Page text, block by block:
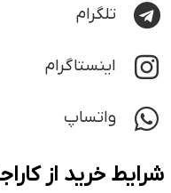
تلگرام
اینستاگرام
واتساپ
شرایط خرید از